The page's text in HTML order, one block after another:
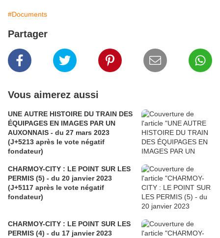
#Documents
Partager
Vous aimerez aussi
UNE AUTRE HISTOIRE DU TRAIN DES
ÉQUIPAGES EN IMAGES PAR UN
AUXONNAIS - du 27 mars 2023
(J+5213 après le vote négatif
fondateur)
CHARMOY-CITY : LE POINT SUR LES
PERMIS (5) - du 20 janvier 2023
(J+5117 après le vote négatif
fondateur)
CHARMOY-CITY : LE POINT SUR LES
PERMIS (4) - du 17 janvier 2023